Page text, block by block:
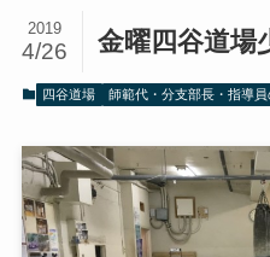
金曜四谷道場
2019
4/26
四谷道場 師範代・分支部長・指導